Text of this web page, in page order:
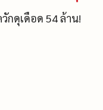
กดุเดือด 54 ล้าน!